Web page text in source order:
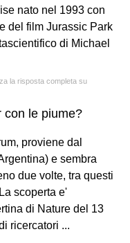
nato nel 1993 con
del film Jurassic Park
di Michael
la risposta completa su
con le piume?
proviene dal
e sembra
due volte, tra questi
scoperta e'
di Nature del 13
ricercatori ...